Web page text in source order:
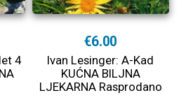
4
€6.00
Ivan Lesinger: A-Kad
KUĆNA BILJNA
LJEKARNA Rasprodano